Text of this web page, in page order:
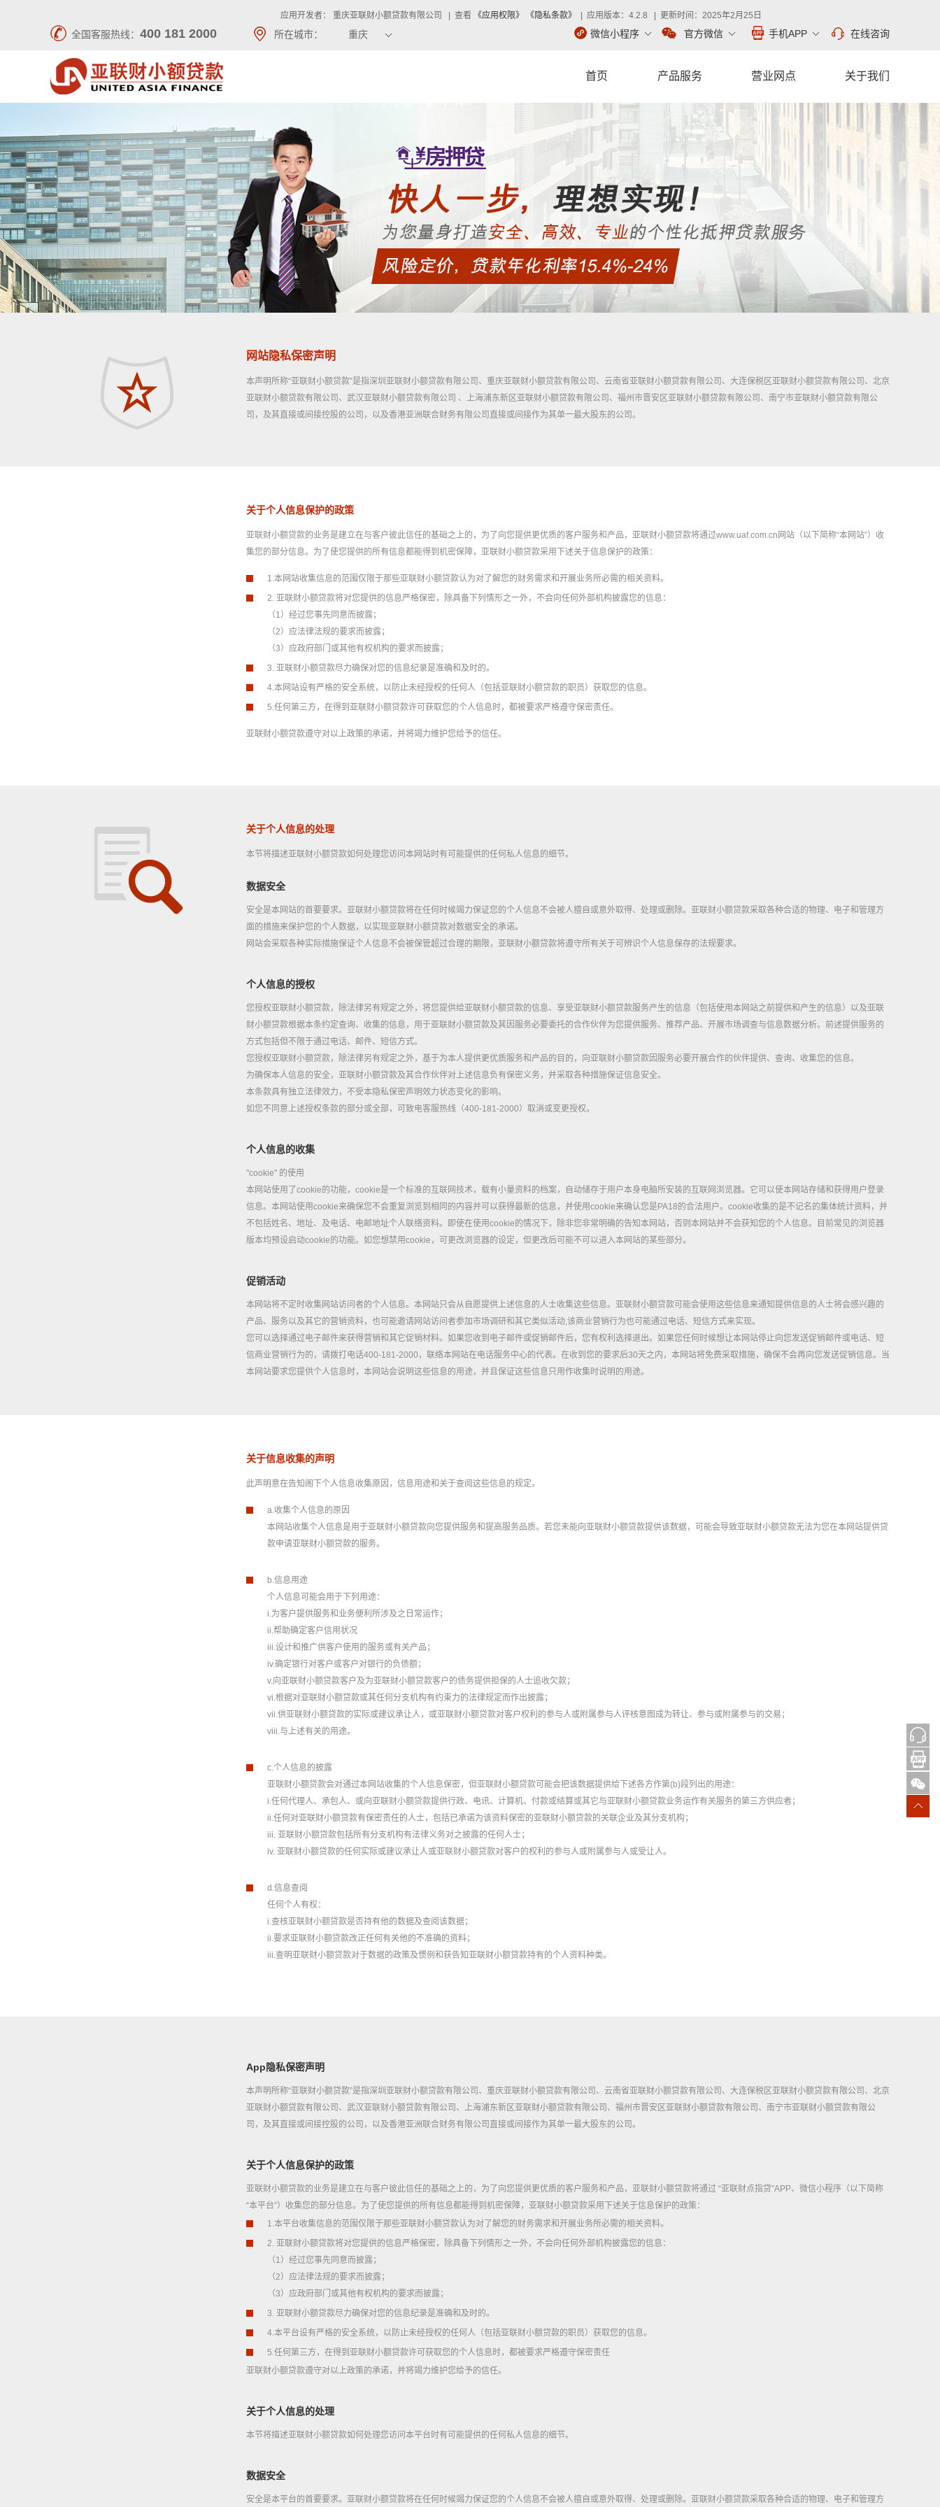
应用开发者： 重庆亚联财小额贷款有限公司 | 查看 《应用权限》 《隐私条款》 | 应用版本：4.2.8 | 更新时间：2025年2月25日
全国客服热线： 400 181 2000 所在城市： 重庆 微信小程序 官方微信 手机APP 在线咨询
首页 产品服务 营业网点 关于我们
网站隐私保密声明
本声明所称“亚联财小额贷款”是指深圳亚联财小额贷款有限公司、重庆亚联财小额贷款有限公司、云南省亚联财小额贷款有限公司、大连保税区亚联财小额贷款有限公司、北京
亚联财小额贷款有限公司、武汉亚联财小额贷款有限公司 、上海浦东新区亚联财小额贷款有限公司、福州市晋安区亚联财小额贷款有限公司、南宁市亚联财小额贷款有限公
司，及其直接或间接控股的公司，以及香港亚洲联合财务有限公司直接或间接作为其单一最大股东的公司。
关于个人信息保护的政策
亚联财小额贷款的业务是建立在与客户彼此信任的基础之上的，为了向您提供更优质的客户服务和产品，亚联财小额贷款将通过www.uaf.com.cn网站（以下简称“本网站”）收
集您的部分信息。为了使您提供的所有信息都能得到机密保障，亚联财小额贷款采用下述关于信息保护的政策：
1.本网站收集信息的范围仅限于那些亚联财小额贷款认为对了解您的财务需求和开展业务所必需的相关资料。
2. 亚联财小额贷款将对您提供的信息严格保密，除具备下列情形之一外，不会向任何外部机构披露您的信息：
（1）经过您事先同意而披露；
（2）应法律法规的要求而披露；
（3）应政府部门或其他有权机构的要求而披露；
3. 亚联财小额贷款尽力确保对您的信息纪录是准确和及时的。
4.本网站设有严格的安全系统，以防止未经授权的任何人（包括亚联财小额贷款的职员）获取您的信息。
5.任何第三方，在得到亚联财小额贷款许可获取您的个人信息时，都被要求严格遵守保密责任。
亚联财小额贷款遵守对以上政策的承诺，并将竭力维护您给予的信任。
关于个人信息的处理
本节将描述亚联财小额贷款如何处理您访问本网站时有可能提供的任何私人信息的细节。
数据安全
安全是本网站的首要要求。亚联财小额贷款将在任何时候竭力保证您的个人信息不会被人擅自或意外取得、处理或删除。亚联财小额贷款采取各种合适的物理、电子和管理方
面的措施来保护您的个人数据，以实现亚联财小额贷款对数据安全的承诺。
网站会采取各种实际措施保证个人信息不会被保管超过合理的期限，亚联财小额贷款将遵守所有关于可辨识个人信息保存的法规要求。
个人信息的授权
您授权亚联财小额贷款，除法律另有规定之外，将您提供给亚联财小额贷款的信息、享受亚联财小额贷款服务产生的信息（包括使用本网站之前提供和产生的信息）以及亚联
财小额贷款根据本条约定查询、收集的信息，用于亚联财小额贷款及其因服务必要委托的合作伙伴为您提供服务、推荐产品、开展市场调查与信息数据分析。前述提供服务的
方式包括但不限于通过电话、邮件、短信方式。
您授权亚联财小额贷款，除法律另有规定之外，基于为本人提供更优质服务和产品的目的，向亚联财小额贷款因服务必要开展合作的伙伴提供、查询、收集您的信息。
为确保本人信息的安全，亚联财小额贷款及其合作伙伴对上述信息负有保密义务，并采取各种措施保证信息安全。
本条款具有独立法律效力，不受本隐私保密声明效力状态变化的影响。
如您不同意上述授权条款的部分或全部，可致电客服热线（400-181-2000）取消或变更授权。
个人信息的收集
"cookie" 的使用
本网站使用了cookie的功能，cookie是一个标准的互联网技术，载有小量资料的档案，自动储存于用户本身电脑所安装的互联网浏览器。它可以使本网站存储和获得用户登录
信息。本网站使用cookie来确保您不会重复浏览到相同的内容并可以获得最新的信息，并使用cookie来确认您是PA18的合法用户。cookie收集的是不记名的集体统计资料，并
不包括姓名、地址、及电话、电邮地址个人联络资料。即使在使用cookie的情况下，除非您非常明确的告知本网站，否则本网站并不会获知您的个人信息。目前常见的浏览器
版本均预设启动cookie的功能。如您想禁用cookie，可更改浏览器的设定，但更改后可能不可以进入本网站的某些部分。
促销活动
本网站将不定时收集网站访问者的个人信息。本网站只会从自愿提供上述信息的人士收集这些信息。亚联财小额贷款可能会使用这些信息来通知提供信息的人士将会感兴趣的
产品、服务以及其它的营销资料，也可能邀请网站访问者参加市场调研和其它类似活动,该商业营销行为也可能通过电话、短信方式来实现。
您可以选择通过电子邮件来获得营销和其它促销材料。如果您收到电子邮件或促销邮件后，您有权利选择退出。如果您任何时候想让本网站停止向您发送促销邮件或电话、短
信商业营销行为的，请拨打电话400-181-2000，联络本网站在电话服务中心的代表。在收到您的要求后30天之内，本网站将免费采取措施，确保不会再向您发送促销信息。当
本网站要求您提供个人信息时，本网站会说明这些信息的用途，并且保证这些信息只用作收集时说明的用途。
关于信息收集的声明
此声明意在告知阁下个人信息收集原因，信息用途和关于查阅这些信息的规定。
a.收集个人信息的原因
本网站收集个人信息是用于亚联财小额贷款向您提供服务和提高服务品质。若您未能向亚联财小额贷款提供该数据，可能会导致亚联财小额贷款无法为您在本网站提供贷
款申请亚联财小额贷款的服务。
b.信息用途
个人信息可能会用于下列用途：
i.为客户提供服务和业务便利所涉及之日常运作；
ii.帮助确定客户信用状况
iii.设计和推广供客户使用的服务或有关产品；
iv.确定银行对客户或客户对银行的负债额；
v.向亚联财小额贷款客户及为亚联财小额贷款客户的债务提供担保的人士追收欠款；
vi.根据对亚联财小额贷款或其任何分支机构有约束力的法律规定而作出披露；
vii.供亚联财小额贷款的实际或建议承让人，或亚联财小额贷款对客户权利的参与人或附属参与人评核意图成为转让、参与或附属参与的交易；
viii.与上述有关的用途。
c.个人信息的披露
亚联财小额贷款会对通过本网站收集的个人信息保密，但亚联财小额贷款可能会把该数据提供给下述各方作第(b)段列出的用途：
i.任何代理人、承包人、或向亚联财小额贷款提供行政、电讯、计算机、付款或结算或其它与亚联财小额贷款业务运作有关服务的第三方供应者；
ii.任何对亚联财小额贷款有保密责任的人士，包括已承诺为该资料保密的亚联财小额贷款的关联企业及其分支机构；
iii. 亚联财小额贷款包括所有分支机构有法律义务对之披露的任何人士；
iv. 亚联财小额贷款的任何实际或建议承让人或亚联财小额贷款对客户的权利的参与人或附属参与人或受让人。
d.信息查阅
任何个人有权：
i.查核亚联财小额贷款是否持有他的数据及查阅该数据；
ii.要求亚联财小额贷款改正任何有关他的不准确的资料；
iii.查明亚联财小额贷款对于数据的政策及惯例和获告知亚联财小额贷款持有的个人资料种类。
App隐私保密声明
本声明所称“亚联财小额贷款”是指深圳亚联财小额贷款有限公司、重庆亚联财小额贷款有限公司、云南省亚联财小额贷款有限公司、大连保税区亚联财小额贷款有限公司、北京
亚联财小额贷款有限公司、武汉亚联财小额贷款有限公司、上海浦东新区亚联财小额贷款有限公司、福州市晋安区亚联财小额贷款有限公司、南宁市亚联财小额贷款有限公
司，及其直接或间接控股的公司，以及香港亚洲联合财务有限公司直接或间接作为其单一最大股东的公司。
关于个人信息保护的政策
亚联财小额贷款的业务是建立在与客户彼此信任的基础之上的，为了向您提供更优质的客户服务和产品，亚联财小额贷款将通过 “亚联财点指贷”APP、微信小程序（以下简称
“本平台”）收集您的部分信息。为了使您提供的所有信息都能得到机密保障，亚联财小额贷款采用下述关于信息保护的政策：
1.本平台收集信息的范围仅限于那些亚联财小额贷款认为对了解您的财务需求和开展业务所必需的相关资料。
2. 亚联财小额贷款将对您提供的信息严格保密，除具备下列情形之一外，不会向任何外部机构披露您的信息：
（1）经过您事先同意而披露；
（2）应法律法规的要求而披露；
（3）应政府部门或其他有权机构的要求而披露；
3. 亚联财小额贷款尽力确保对您的信息纪录是准确和及时的。
4.本平台设有严格的安全系统，以防止未经授权的任何人（包括亚联财小额贷款的职员）获取您的信息。
5.任何第三方，在得到亚联财小额贷款许可获取您的个人信息时，都被要求严格遵守保密责任
亚联财小额贷款遵守对以上政策的承诺，并将竭力维护您给予的信任。
关于个人信息的处理
本节将描述亚联财小额贷款如何处理您访问本平台时有可能提供的任何私人信息的细节。
数据安全
安全是本平台的首要要求。亚联财小额贷款将在任何时候竭力保证您的个人信息不会被人擅自或意外取得、处理或删除。亚联财小额贷款采取各种合适的物理、电子和管理方